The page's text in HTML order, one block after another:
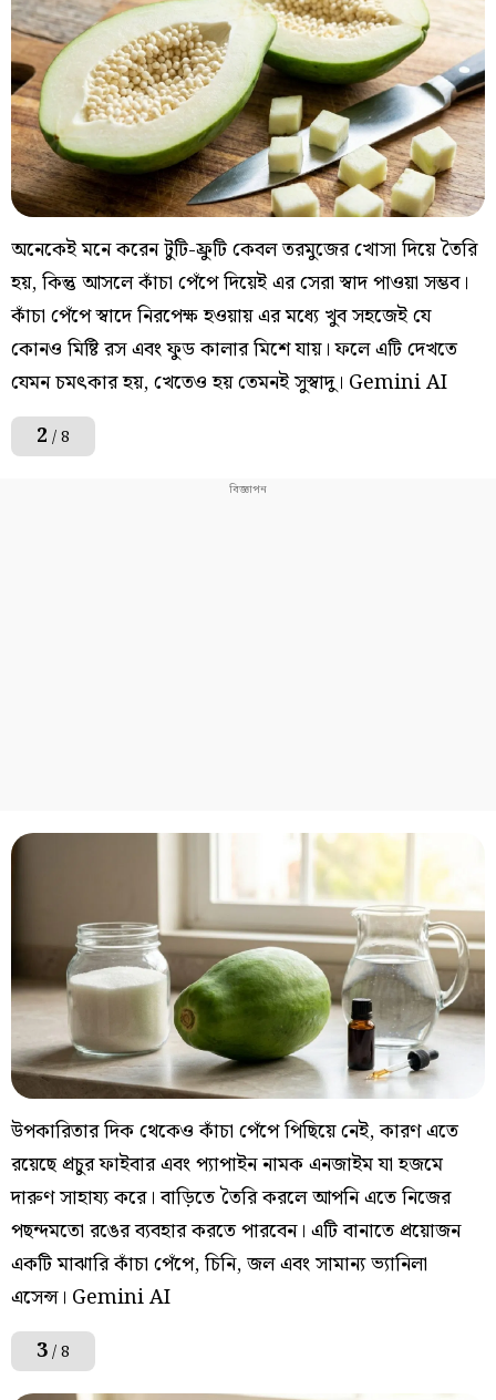
অনেকেই মনে করেন টুটি-ফ্রুটি কেবল তরমুজের খোসা দিয়ে তৈরি
হয়, কিন্তু আসলে কাঁচা পেঁপে দিয়েই এর সেরা স্বাদ পাওয়া সম্ভব।
কাঁচা পেঁপে স্বাদে নিরপেক্ষ হওয়ায় এর মধ্যে খুব সহজেই যে
কোনও মিষ্টি রস এবং ফুড কালার মিশে যায়। ফলে এটি দেখতে
যেমন চমৎকার হয়, খেতেও হয় তেমনই সুস্বাদু। Gemini AI
2 / 8
উপকারিতার দিক থেকেও কাঁচা পেঁপে পিছিয়ে নেই, কারণ এতে
রয়েছে প্রচুর ফাইবার এবং প্যাপাইন নামক এনজাইম যা হজমে
দারুণ সাহায্য করে। বাড়িতে তৈরি করলে আপনি এতে নিজের
পছন্দমতো রঙের ব্যবহার করতে পারবেন। এটি বানাতে প্রয়োজন
একটি মাঝারি কাঁচা পেঁপে, চিনি, জল এবং সামান্য ভ্যানিলা
এসেন্স। Gemini AI
3/ 8